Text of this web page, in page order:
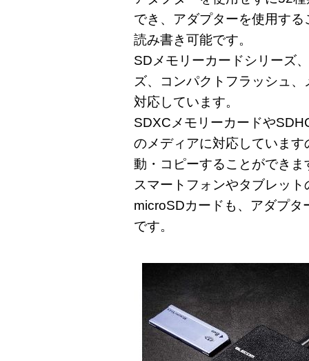
でき、アダプターを使用す
読み書き可能です。
SDメモリーカードシリーズ
ズ、コンパクトフラッシュ
対応しています。
SDXCメモリーカードや
のメディアに対応していま
動・コピーすることができま
スマートフォンやタブレッ
microSDカードも、アダプ
です。